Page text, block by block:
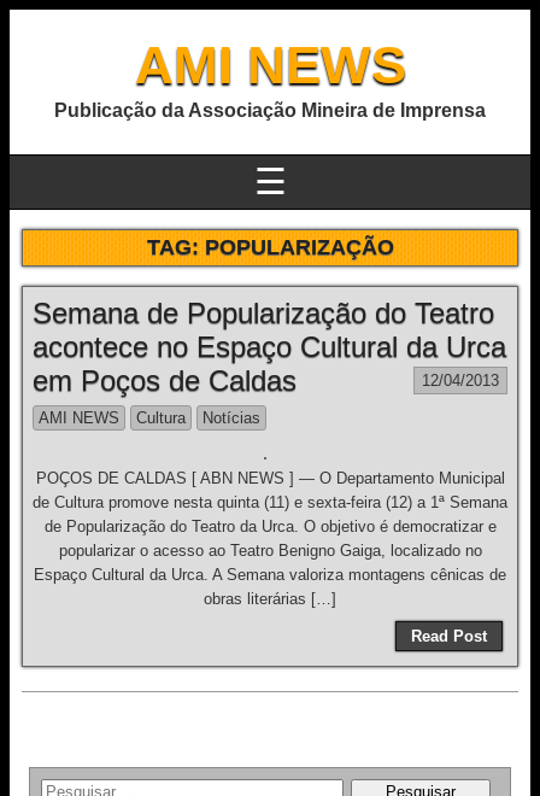
AMI NEWS
Publicação da Associação Mineira de Imprensa
☰
TAG:POPULARIZAÇÃO
Semana de Popularização do Teatro
acontece no Espaço Cultural da Urca
em Poços de Caldas
12/04/2013
AMI NEWS Cultura Notícias
POÇOS DE CALDAS [ ABN NEWS ] — O Departamento Municipal
de Cultura promove nesta quinta (11) e sexta-feira (12) a 1ª Semana
de Popularização do Teatro da Urca. O objetivo é democratizar e
popularizar o acesso ao Teatro Benigno Gaiga, localizado no
Espaço Cultural da Urca. A Semana valoriza montagens cênicas de
obras literárias […]
Read Post